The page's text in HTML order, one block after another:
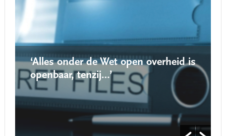
‘Alles onder de Wet open overheid is
openbaar, tenzij…’